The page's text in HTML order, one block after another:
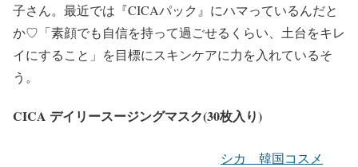
子さん。最近では 『CICAパック』 にハマっているんだと
か♡「素顔でも自信を持って過ごせるくらい、土台をキレ
イにすること」を目標にスキンケアに力を入れているそ
う。
CICA デイリースージングマスク(30枚入り)
シカ 韓国コスメ